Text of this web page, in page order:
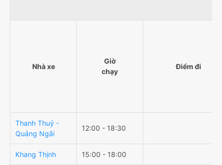
Nhà xe
Giờ
chạy
Điểm đi
Thanh Thuỷ -
Quảng Ngãi
12:00 - 18:30
Khang Thịnh 15:00 - 18:00